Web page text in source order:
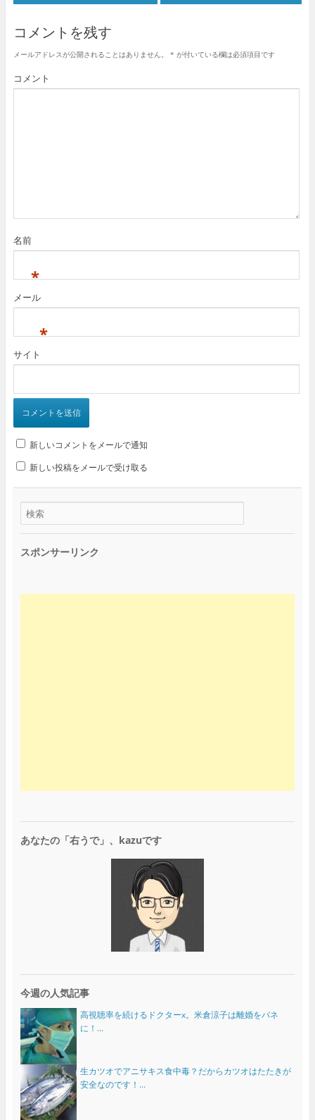
コメントを残す
メールアドレスが公開されることはありません。 * が付いている欄は必須項目です
コメント
名前
*
メール
*
サイト
新しいコメントをメールで通知
新しい投稿をメールで受け取る
スポンサーリンク
あなたの「右うで」、kazuです
今週の人気記事
高視聴率を続けるドクターx。米倉涼子は離婚をバネ
に！...
生カツオでアニサキス食中毒？だからカツオはたたきが
安全なのです！...